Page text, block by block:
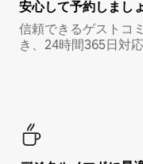
安心して予約しまし
信頼できるゲストコ
き、24時間365日対